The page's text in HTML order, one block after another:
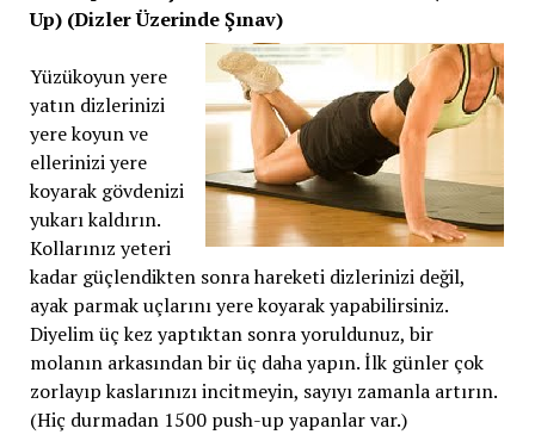
Up) (Dizler Üzerinde Şınav)
Yüzükoyun yere
yatın dizlerinizi
yere koyun ve
ellerinizi yere
koyarak gövdenizi
yukarı kaldırın.
Kollarınız yeteri
kadar güçlendikten sonra hareketi dizlerinizi değil,
ayak parmak uçlarını yere koyarak yapabilirsiniz.
Diyelim üç kez yaptıktan sonra yoruldunuz, bir
molanın arkasından bir üç daha yapın. İlk günler çok
zorlayıp kaslarınızı incitmeyin, sayıyı zamanla artırın.
(Hiç durmadan 1500 push-up yapanlar var.)